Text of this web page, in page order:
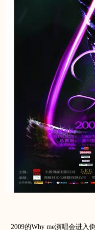
2009的Why me演唱会进入倒